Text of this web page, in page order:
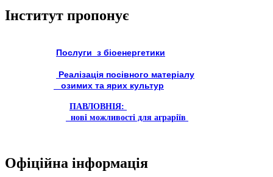
Інститут пропонує
Послуги з біоенергетики
Реалізація посівного матеріалу
озимих та ярих культур
ПАВЛОВНІЯ:
нові можливості для аграріїв
Офіційна інформація